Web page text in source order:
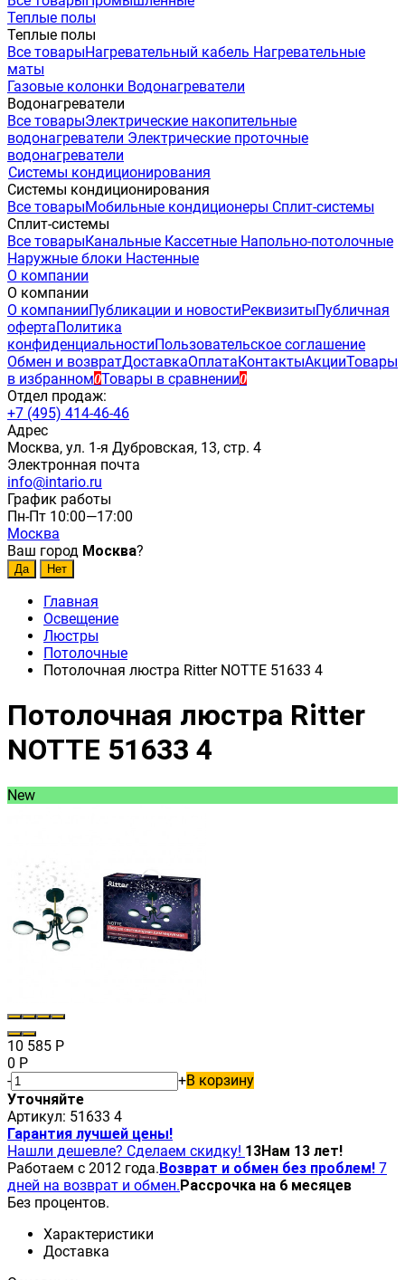
Теплые полы
Теплые полы
Все товарыНагревательный кабель Нагревательные
маты
Газовые колонки Водонагреватели
Водонагреватели
Все товарыЭлектрические накопительные
водонагреватели Электрические проточные
водонагреватели
Системы кондиционирования
Системы кондиционирования
Все товарыМобильные кондиционеры Сплит-системы
Сплит-системы
Все товарыКанальные Кассетные Напольно-потолочные
Наружные блоки Настенные
О компании
О компании
О компанииПубликации и новостиРеквизитыПубличная
офертаПолитика
конфиденциальностиПользовательское соглашение
Обмен и возвратДоставкаОплатаКонтактыАкцииТовары
в избранном0Товары в сравнении0
Отдел продаж:
+7 (495) 414-46-46
Адрес
Москва, ул. 1-я Дубровская, 13, стр. 4
Электронная почта
info@intario.ru
График работы
Пн-Пт 10:00—17:00
Москва
Ваш город Москва?
Главная
Освещение
Люстры
Потолочные
Потолочная люстра Ritter NOTTE 51633 4
Потолочная люстра Ritter
NOTTE 51633 4
New
10 585 Р
0 Р
-
+В корзину
Уточняйте
Артикул: 51633 4
Гарантия лучшей цены!
Нашли дешевле? Сделаем скидку! 13Нам 13 лет!
Работаем с 2012 года.Возврат и обмен без проблем! 7
дней на возврат и обмен.Рассрочка на 6 месяцев
Без процентов.
Характеристики
Доставка